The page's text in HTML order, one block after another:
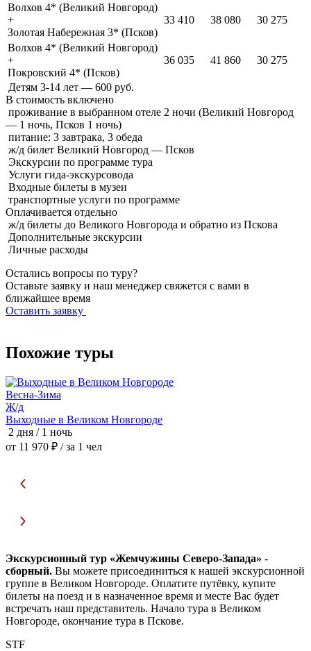
Волхов 4* (Великий Новгород)
+
Золотая Набережная 3* (Псков)
33 410 38 080 30 275
Волхов 4* (Великий Новгород)
+
Покровский 4* (Псков)
36 035 41 860 30 275
Детям 3-14 лет — 600 руб.
В стоимость включено
проживание в выбранном отеле 2 ночи (Великий Новгород
— 1 ночь, Псков 1 ночь)
питание: 3 завтрака, 3 обеда
ж/д билет Великий Новгород — Псков
Экскурсии по программе тура
Услуги гида-экскурсовода
Входные билеты в музеи
транспортные услуги по программе
Оплачивается отдельно
ж/д билеты до Великого Новгорода и обратно из Пскова
Дополнительные экскурсии
Личные расходы
Остались вопросы по туру?
Оставьте заявку и наш менеджер свяжется с вами в
ближайшее время
Оставить заявку
Похожие туры
Весна-Зима
Ж/д
Выходные в Великом Новгороде
2 дня / 1 ночь
от 11 970 ₽ / за 1 чел
Экскурсионный тур «Жемчужины Северо-Запада» -
сборный. Вы можете присоединиться к нашей экскурсионной
группе в Великом Новгороде. Оплатите путёвку, купите
билеты на поезд и в назначенное время и месте Вас будет
встречать наш представитель. Начало тура в Великом
Новгороде, окончание тура в Пскове.
STF